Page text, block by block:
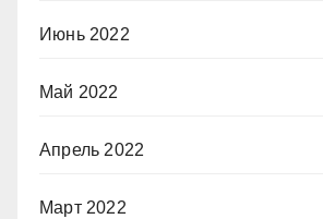
Июнь 2022
Май 2022
Апрель 2022
Март 2022